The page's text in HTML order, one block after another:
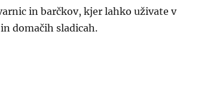
in barčkov, kjer lahko uživate v
domačih sladicah.